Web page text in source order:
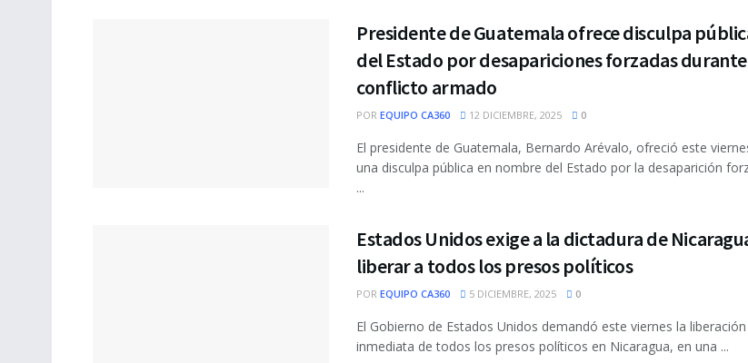
Presidente de Guatemala ofrece disculpa
del Estado por desapariciones forzadas
conflicto armado
POR EQUIPO CA360 12 DICIEMBRE, 2025 0
El presidente de Guatemala, Bernardo Arévalo, ofreció este
una disculpa pública en nombre del Estado por la desaparición
...
Estados Unidos exige a la dictadura de
liberar a todos los presos políticos
POR EQUIPO CA360 5 DICIEMBRE, 2025 0
El Gobierno de Estados Unidos demandó este viernes la liberación
inmediata de todos los presos políticos en Nicaragua, en una ...